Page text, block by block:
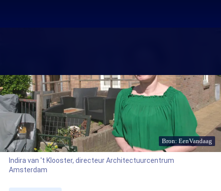
Bron: EenVandaag
Indira van 't Klooster, directeur Architectuurcentrum
Amsterdam